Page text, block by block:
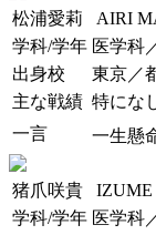
松浦愛莉
AIRI
学科/学年 医学科
出身校
東京／
主な戦績 特にな
一言
一生懸
猪爪咲貴
学科/学年 医学科